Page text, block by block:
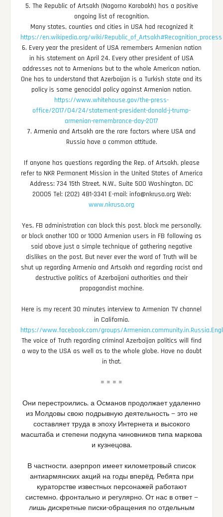
5. The Republic of Artsakh (Nagorno Karabakh) has a positive
ongoing list of recognition.
Many states, counties and cities in USA had recognized it
https://en.wikipedia.org/wiki/Republic_of_Artsakh#Recognition_process
6. Every year the president of USA remembers Armenian nation
in his statement on April 24. Every other president of USA
addresses not to Armenians but to the whole American nation.
One has to understand that Azerbaijan is a Turkish state and its
policy is same genocidal policy against Armenian nation.
https://www.whitehouse.gov/the-press-
office/2017/04/24/statement-president-donald-j-trump-
armenian-remembrance-day-2017
7. Armenia and Artsakh are the rare factors where USA and
Russia have a common attitude.
If anyone has questions regarding the Rep. of Artsakh, please
refer to NKR Permanent Mission in the United States of America
Address: 734 15th Street, N.W., Suite 500 Washington, DC
20005 Tel: (202) 481-3341 E-mail: info@nkrusa.org Web:
www.nkrusa.org
Yes, FB administration can block this post, block me personally,
or block another 100 or 1000 Armenian users in FB following as
said above just a simple technique of gathering negative
dislikes on the post. But never ever the word of Truth will be
shut up regarding Armenia and Artsakh and regarding racist and
destructive politics of Azerbaijani authorities and their
propagandist machine.
Here is my recent 30 minutes interview to Armenian TV channel
in California.
https://www.facebook.com/groups/
The voice of Truth regarding criminal Azerbaijan politics will find
a way to the USA as well as to the whole globe. Have no doubt
in that.
= = = =
Они перестроились, а Османов продолжает удаленно
из Молдовы свою подрывную деятельность — это не
составляет труда в эпоху Интернета и высокого
масштаба и степени подкупа чиновников типа маркова
и кузнецова.
В частности, азерпроп имеет километровый список
антиармянских акций на годы вперёд. Ребята при
кураторстве известных персонажей работают
системно, фронтально и регулярно. От нас в ответ —
лишь дискретные писки-обращения по отдельным